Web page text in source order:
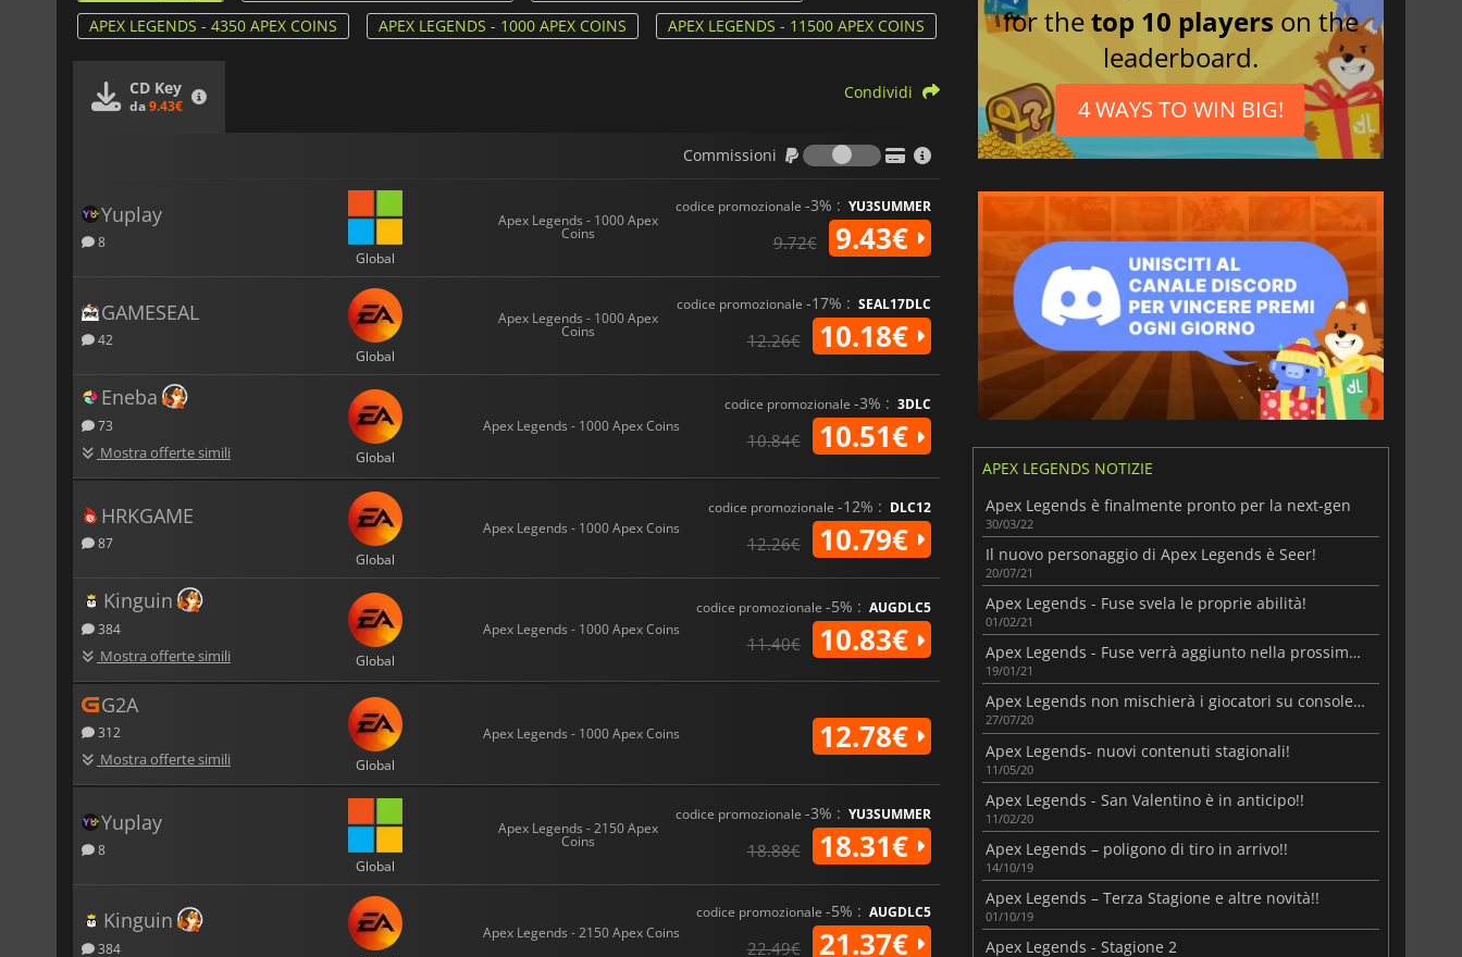
APEX LEGENDS - 4350 APEX COINS
APEX LEGENDS - 1000 APEX COINS APEX LEGENDS - 11500 APEX COINS
CD Key
da9.43€
Condividi
Commissioni
Commissioni
Yuplay
8
Global
Apex Legends - 1000 Apex
Coins
codice promozionale -3% : YU3SUMMER
9.72€ 9.43€
GAMESEAL
42
Global
Apex Legends - 1000 Apex
Coins
codice promozionale -17% : SEAL17DLC
12.26€ 10.18€
Eneba
73
Mostra offerte simili Global
Apex Legends - 1000 Apex Coins
codice promozionale -3% : 3DLC
10.84€ 10.51€
HRKGAME
87
Global
Apex Legends - 1000 Apex Coins
codice promozionale -12% : DLC12
12.26€ 10.79€
Kinguin
384
Mostra offerte simili Global
Apex Legends - 1000 Apex Coins
codice promozionale -5% : AUGDLC5
11.40€ 10.83€
G2A
312
Mostra offerte simili Global
Apex Legends - 1000 Apex Coins 12.78€
Yuplay
8
Global
Apex Legends - 2150 Apex
Coins
codice promozionale -3% : YU3SUMMER
18.88€ 18.31€
Kinguin
384
Apex Legends - 2150 Apex Coins
codice promozionale -5% : AUGDLC5
22.49€ 21.37€
for thetop 10 players on the
leaderboard.
4 WAYS TO WIN BIG!
APEX LEGENDS NOTIZIE
Apex Legends è finalmente pronto per la next-gen
30/03/22
Il nuovo personaggio di Apex Legends è Seer!
20/07/21
Apex Legends - Fuse svela le proprie abilità!
01/02/21
Apex Legends - Fuse verrà aggiunto nella prossima stagione!
19/01/21
Apex Legends non mischierà i giocatori su console e PC!
27/07/20
Apex Legends- nuovi contenuti stagionali!
11/05/20
Apex Legends - San Valentino è in anticipo!!
11/02/20
Apex Legends – poligono di tiro in arrivo!!
14/10/19
Apex Legends – Terza Stagione e altre novità!!
01/10/19
Apex Legends - Stagione 2